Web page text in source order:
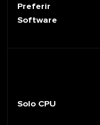
Preferir
Software
Solo CPU